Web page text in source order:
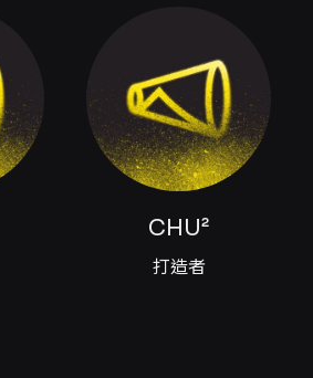
QR Code（需下載 KKTIX 應用
勿截圖 QR Code，動態 QR
新，截圖或列印無效。 - 每張門
台服務費（不可退還）。付款僅
/ UnionPay 信用卡。
員及每張信用卡最多可購買 2 張
票券會帶入「證件姓名」及「證
核對用途）。登記須填寫入場觀
名與符合要求之身份證明文件號
CHU²
打造者